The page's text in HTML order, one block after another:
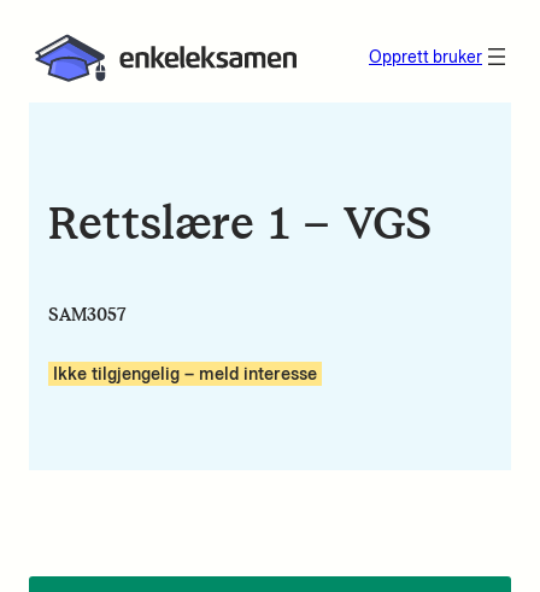
Opprett bruker
Rettslære 1 – VGS
SAM3057
Ikke tilgjengelig – meld interesse